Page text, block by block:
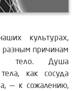
культурах,
разным причинам
тело. Душа
как сосуда
— к сожалению,